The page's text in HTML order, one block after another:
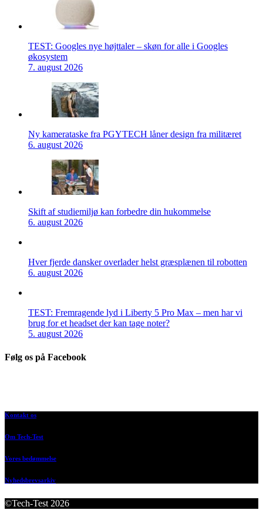
TEST: Googles nye højttaler – skøn for alle i Googles
økosystem
7. august 2026
Ny kamerataske fra PGYTECH låner design fra militæret
6. august 2026
Skift af studiemiljø kan forbedre din hukommelse
6. august 2026
Hver fjerde dansker overlader helst græsplænen til robotten
6. august 2026
TEST: Fremragende lyd i Liberty 5 Pro Max – men har vi
brug for et headset der kan tage noter?
5. august 2026
Følg os på Facebook
Kontakt os
Om Tech-Test
Vores bedømmelse
Nyhedsbrevsarkiv
©Tech-Test 2026